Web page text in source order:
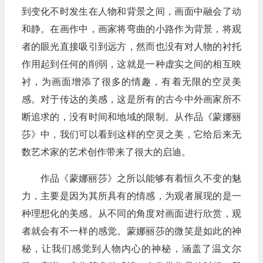
到变化不时发生在人物和背景之间，画面中融会了动
和静。在画作中，画家将弯曲的小路作为背景，将观
者的眼光直接吸引到远方，然而也没有对人物的衬托
作用起到任何的削弱，这就是一种虚实之间的相互映
衬，为画面增添了很多的情趣，有着无限的空灵美
感。对于传达的美感，这是所有的古今中外画家所不
断追求的，没有时间和地域的限制。从作品《蒙娜丽
莎》中，我们可以看到这样的空灵之美，它给后来无
数艺术家的艺术创作带来了很大的启迪。
作品《蒙娜丽莎》之所以能够有着恒久不变的魅
力，主要是因为其所具有的情感，为观者展现的是一
种理想化的美感。从不同的角度对画面进行欣赏，观
者就会有不一样的感觉。蒙娜丽莎的微笑是如此的神
秘，让我们感觉到人物内心的神秘，涵盖了温文尔